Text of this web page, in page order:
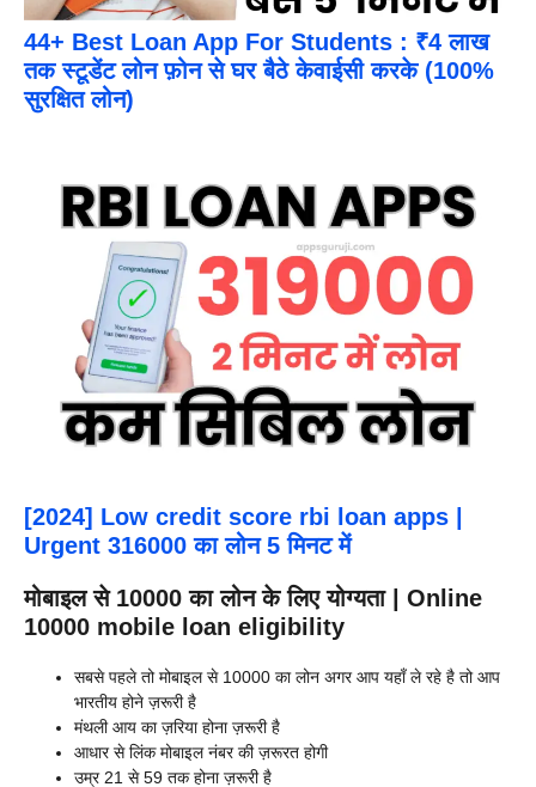
44+ Best Loan App For Students : ₹4 लाख
तक स्टूडेंट लोन फ़ोन से घर बैठे केवाईसी करके (100%
सुरक्षित लोन)
[2024] Low credit score rbi loan apps |
Urgent 316000 का लोन 5 मिनट में
मोबाइल से 10000 का लोन के लिए योग्यता | Online
10000 mobile loan eligibility
सबसे पहले तो मोबाइल से 10000 का लोन अगर आप यहाँ ले रहे है तो आप
भारतीय होने ज़रूरी है
मंथली आय का ज़रिया होना ज़रूरी है
आधार से लिंक मोबाइल नंबर की ज़रूरत होगी
उम्र 21 से 59 तक होना ज़रूरी है